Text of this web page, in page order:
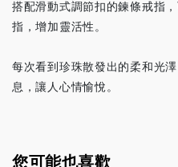
搭配滑動式調節扣的鍊條戒指
指，增加靈活性。
每次看到珍珠散發出的柔和光
息，讓人心情愉悅。
您可能也喜歡